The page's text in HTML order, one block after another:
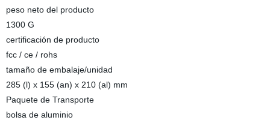
peso neto del producto
1300 G
certificación de producto
fcc / ce / rohs
tamaño de embalaje/unidad
285 (l) x 155 (an) x 210 (al) mm
Paquete de Transporte
bolsa de aluminio